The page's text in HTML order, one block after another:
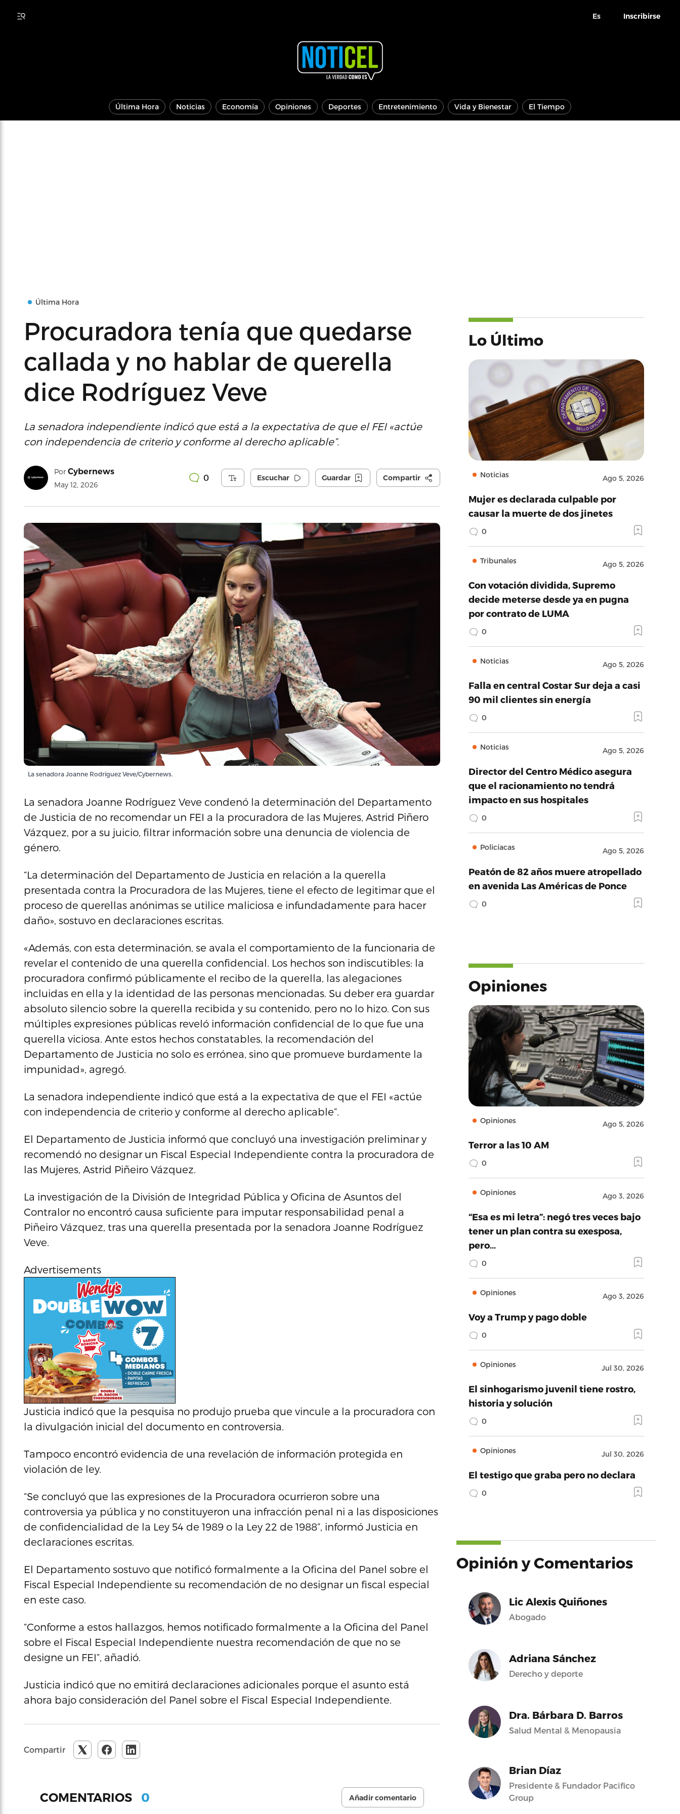
Es Inscribirse
Última Hora Noticias Economía Opiniones Deportes Entretenimiento Vida y Bienestar El Tiempo
Última Hora
Procuradora tenía que quedarse
callada y no hablar de querella
dice Rodríguez Veve
La senadora independiente indicó que está a la expectativa de que el FEI «actúe
con independencia de criterio y conforme al derecho aplicable”.
Por Cybernews
May 12, 2026
0 Escuchar Guardar Compartir
La senadora Joanne Rodríguez Veve/Cybernews.
La senadora Joanne Rodríguez Veve condenó la determinación del Departamento
de Justicia de no recomendar un FEI a la procuradora de las Mujeres, Astrid Piñero
Vázquez, por a su juicio, filtrar información sobre una denuncia de violencia de
género.
“La determinación del Departamento de Justicia en relación a la querella
presentada contra la Procuradora de las Mujeres, tiene el efecto de legitimar que el
proceso de querellas anónimas se utilice maliciosa e infundadamente para hacer
daño», sostuvo en declaraciones escritas.
«Además, con esta determinación, se avala el comportamiento de la funcionaria de
revelar el contenido de una querella confidencial. Los hechos son indiscutibles: la
procuradora confirmó públicamente el recibo de la querella, las alegaciones
incluidas en ella y la identidad de las personas mencionadas. Su deber era guardar
absoluto silencio sobre la querella recibida y su contenido, pero no lo hizo. Con sus
múltiples expresiones públicas reveló información confidencial de lo que fue una
querella viciosa. Ante estos hechos constatables, la recomendación del
Departamento de Justicia no solo es errónea, sino que promueve burdamente la
impunidad», agregó.
La senadora independiente indicó que está a la expectativa de que el FEI «actúe
con independencia de criterio y conforme al derecho aplicable”.
El Departamento de Justicia informó que concluyó una investigación preliminar y
recomendó no designar un Fiscal Especial Independiente contra la procuradora de
las Mujeres, Astrid Piñeiro Vázquez.
La investigación de la División de Integridad Pública y Oficina de Asuntos del
Contralor no encontró causa suficiente para imputar responsabilidad penal a
Piñeiro Vázquez, tras una querella presentada por la senadora Joanne Rodríguez
Veve.
Advertisements
Justicia indicó que la pesquisa no produjo prueba que vincule a la procuradora con
la divulgación inicial del documento en controversia.
Tampoco encontró evidencia de una revelación de información protegida en
violación de ley.
“Se concluyó que las expresiones de la Procuradora ocurrieron sobre una
controversia ya pública y no constituyeron una infracción penal ni a las disposiciones
de confidencialidad de la Ley 54 de 1989 o la Ley 22 de 1988”, informó Justicia en
declaraciones escritas.
El Departamento sostuvo que notificó formalmente a la Oficina del Panel sobre el
Fiscal Especial Independiente su recomendación de no designar un fiscal especial
en este caso.
“Conforme a estos hallazgos, hemos notificado formalmente a la Oficina del Panel
sobre el Fiscal Especial Independiente nuestra recomendación de que no se
designe un FEI”, añadió.
Justicia indicó que no emitirá declaraciones adicionales porque el asunto está
ahora bajo consideración del Panel sobre el Fiscal Especial Independiente.
Compartir
COMENTARIOS 0 Añadir comentario
Lo Último
Noticias Ago 5, 2026
Mujer es declarada culpable por
causar la muerte de dos jinetes
0
Tribunales Ago 5, 2026
Con votación dividida, Supremo
decide meterse desde ya en pugna
por contrato de LUMA
0
Noticias Ago 5, 2026
Falla en central Costar Sur deja a casi
90 mil clientes sin energía
0
Noticias Ago 5, 2026
Director del Centro Médico asegura
que el racionamiento no tendrá
impacto en sus hospitales
0
Policíacas Ago 5, 2026
Peatón de 82 años muere atropellado
en avenida Las Américas de Ponce
0
Opiniones
Opiniones Ago 5, 2026
Terror a las 10 AM
0
Opiniones Ago 3, 2026
“Esa es mi letra”: negó tres veces bajo
tener un plan contra su exesposa,
pero…
0
Opiniones Ago 3, 2026
Voy a Trump y pago doble
0
Opiniones Jul 30, 2026
El sinhogarismo juvenil tiene rostro,
historia y solución
0
Opiniones Jul 30, 2026
El testigo que graba pero no declara
0
Opinión y Comentarios
Lic Alexis Quiñones
Abogado
Adriana Sánchez
Derecho y deporte
Dra. Bárbara D. Barros
Salud Mental & Menopausia
Brian Díaz
Presidente & Fundador Pacifico
Group